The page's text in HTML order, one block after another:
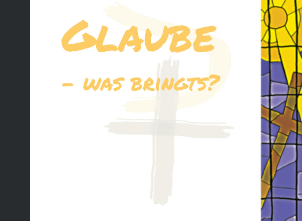
Raumpflegerin Klara Scheibele
strapazierte…